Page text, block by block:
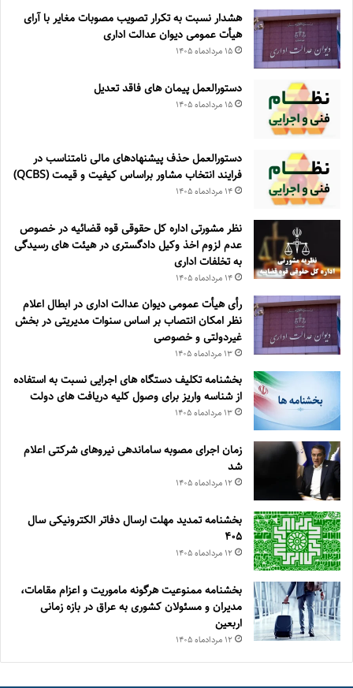
هشدار نسبت به تکرار تصویب مصوبات مغایر با آرای
هیأت عمومی دیوان عدالت اداری
۱۵ مرداد‌ماه ۱۴۰۵
دستورالعمل پیمان های فاقد تعدیل
۱۵ مرداد‌ماه ۱۴۰۵
دستورالعمل حذف پيشنهادهای مالی نامتناسب در
فرايند انتخاب مشاور براساس كيفيت و قيمت (QCBS)
۱۴ مرداد‌ماه ۱۴۰۵
نظر مشورتی اداره کل حقوقی قوه قضائیه در خصوص
عدم لزوم اخذ وکیل دادگستری در هیئت های رسیدگی
به تخلفات اداری
۱۴ مرداد‌ماه ۱۴۰۵
رأی هیأت عمومی دیوان عدالت اداری در ابطال اعلام
نظر امکان انتصاب بر اساس سنوات مدیریتی در بخش
غیردولتی و خصوصی
۱۳ مرداد‌ماه ۱۴۰۵
بخشنامه تکلیف دستگاه های اجرایی نسبت به استفاده
از شناسه واریز برای وصول کلیه دریافت های دولت
۱۳ مرداد‌ماه ۱۴۰۵
زمان اجرای مصوبه ساماندهی نیروهای شرکتی اعلام
شد
۱۲ مرداد‌ماه ۱۴۰۵
بخشنامه تمدید مهلت ارسال دفاتر الکترونیکی سال
۴۰۵
۱۲ مرداد‌ماه ۱۴۰۵
بخشنامه ممنوعیت هرگونه ماموریت و اعزام مقامات،
مدیران و مسئولان کشوری به عراق در بازه زمانی
اربعین
۱۲ مرداد‌ماه ۱۴۰۵